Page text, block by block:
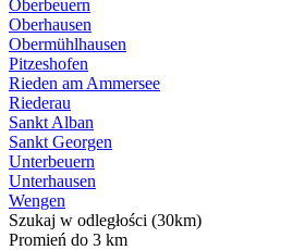
Oberbeuern
Oberhausen
Obermühlhausen
Pitzeshofen
Rieden am Ammersee
Riederau
Sankt Alban
Sankt Georgen
Unterbeuern
Unterhausen
Wengen
Szukaj w odległości (30km)
Promień do 3 km